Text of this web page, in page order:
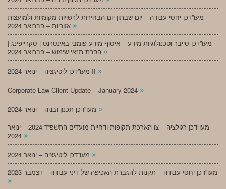
מעו”דכן יחסי עבודה – יום שבתון יום הבחירות לרשויות מקומיות ולמועצות
»
מעו”דכן סייבר וטכנולוגיות מידע – איסוף מידע פומבי באינטרנט | סקרייפינג |
»
מעו”דכן ליטיגציה – ינואר 2024 II »
Corporate Law Client Update – January 2024 »
»
מעו”דכן רגולציה – צו הארכת תקופות ודחיית מועדים התשפ”ד-2024 – ינואר
»
»
מעו”דכן יחסי עבודה – תקנות להגברת האכיפה של דיני עבודה – דצמבר 2023
»